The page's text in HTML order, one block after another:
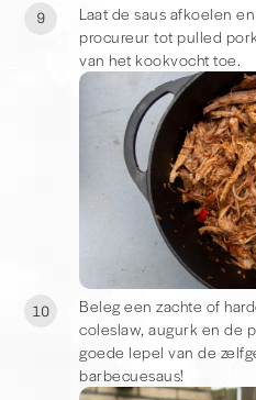
9
Laat de saus afkoelen
procureur tot pulled
van het kookvocht toe.
10
Beleg een zachte of
coleslaw, augurk en de
goede lepel van de
barbecuesaus!